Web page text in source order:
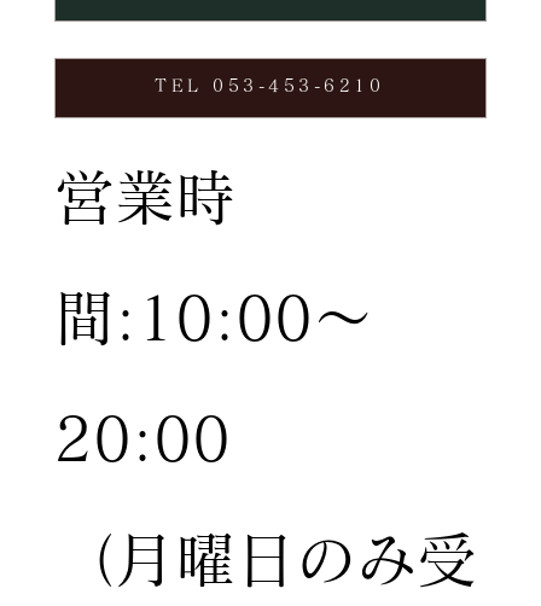
TEL 053-453-6210
営業時
間:10:00〜
20:00
（月曜日のみ受